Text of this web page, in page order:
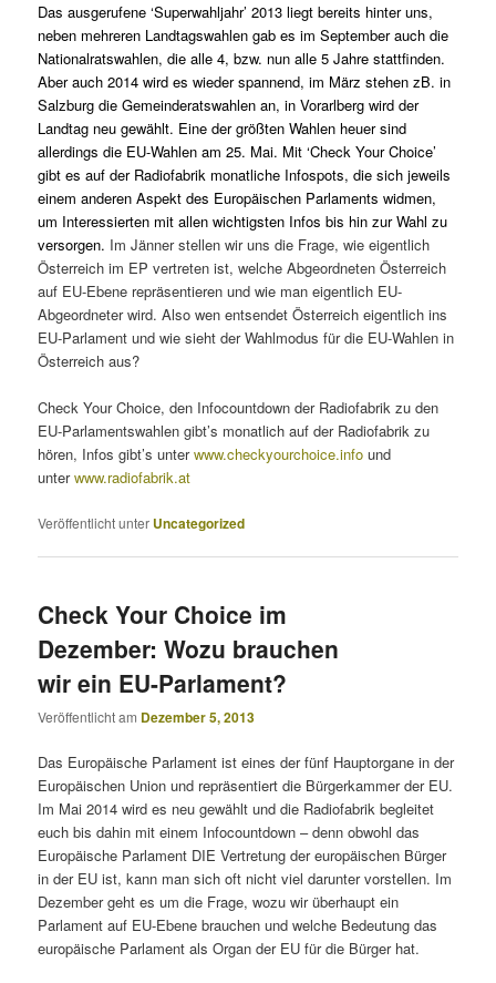
Das ausgerufene ‘Superwahljahr’2013 liegt bereits hinter uns,
neben mehreren Landtagswahlengab es im September auch die
Nationalratswahlen, die alle 4, bzw. nun alle 5 Jahre stattfinden.
Aber auch2014 wird es wieder spannend,im März stehen zB.in
Salzburg die Gemeinderatswahlen an, in Vorarlberg wird der
Landtag neu gewählt. Eine der größten Wahlen heuer sind
allerdings die EU-Wahlen am 25. Mai. Mit ‘Check Your Choice’
gibt es auf der Radiofabrik monatliche Infospots, die sich jeweils
einem anderen Aspekt des Europäischen Parlaments widmen,
um Interessierten mit allen wichtigsten Infos bis hin zur Wahl zu
versorgen. Im Jänner stellen wir uns die Frage, wie eigentlich
Österreich im EP vertreten ist, welche Abgeordneten Österreich
auf EU-Ebene repräsentieren und wie man eigentlich EU-
Abgeordneter wird. Also wen entsendet Österreich eigentlich ins
EU-Parlament und wie sieht der Wahlmodus für die EU-Wahlen in
Österreich aus?
Check Your Choice, den Infocountdown der Radiofabrik zu den
EU-Parlamentswahlen gibt’s monatlich auf der Radiofabrik zu
hören, Infos gibt’s unterwww.checkyourchoice.info und
unterwww.radiofabrik.at
Veröffentlicht unter Uncategorized
Check Your Choice im
Dezember: Wozu brauchen
wir ein EU-Parlament?
Veröffentlicht am Dezember 5, 2013
Das Europäische Parlament ist eines der fünf Hauptorgane in der
Europäischen Union und repräsentiert die Bürgerkammer der EU.
Im Mai 2014 wird es neu gewählt und die Radiofabrik begleitet
euch bis dahin mit einem Infocountdown – denn obwohl das
Europäische Parlament DIE Vertretung der europäischen Bürger
in der EU ist, kann man sich oft nicht viel darunter vorstellen. Im
Dezember geht es um die Frage, wozu wir überhaupt ein
Parlament auf EU-Ebene brauchen und welche Bedeutung das
europäische Parlament als Organ der EU für die Bürger hat.